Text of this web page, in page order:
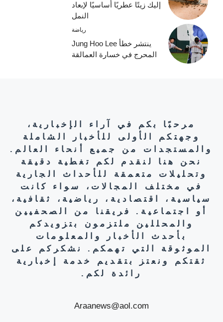
إليك زيتًا عطريًا أساسيًا لإبعاد
النمل
رياضة
ينتشر خطأ Jung Hoo Lee
المحرج في خسارة العمالقة
مرحبًا بكم في آراء الإخبارية،
وجهتكم الأولى للأخبار الشاملة
والمستجدات من جميع أنحاء العالم.
نحن هنا لنقدم لكم تغطية دقيقة
وتحليلات متعمقة للأحداث الجارية
في مختلف المجالات، سواء كانت
سياسية، اقتصادية، رياضية، ثقافية،
أو اجتماعية. فريقنا من الصحفيين
والمحللين ملتزمون بتزويدكم
بأحدث الأخبار والمعلومات
الموثوقة التي تهمكم. نشكركم على
ثقتكم ونعتز بتقديم خدمة إخبارية
رائدة لكم.
Araanews@aol.com